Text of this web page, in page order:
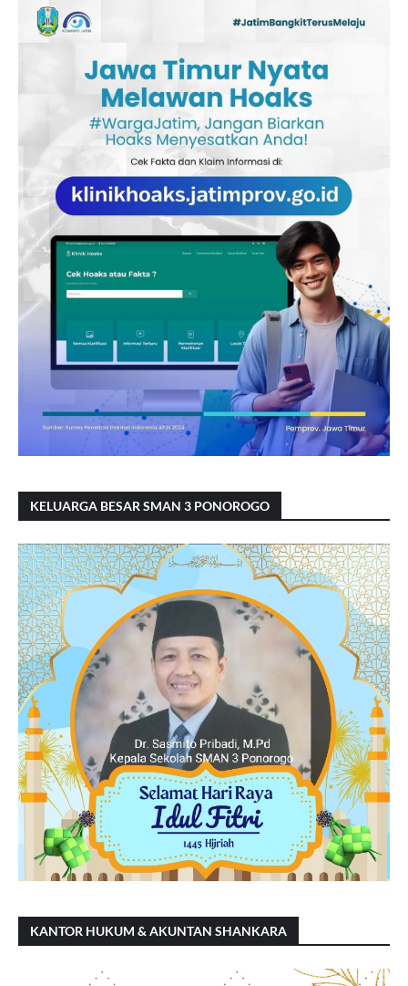
KELUARGA BESAR SMAN 3 PONOROGO
KANTOR HUKUM & AKUNTAN SHANKARA